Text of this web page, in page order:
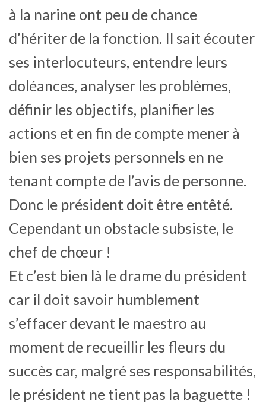
à la narine ont peu de chance
d’hériter de la fonction. Il sait écouter
ses interlocuteurs, entendre leurs
doléances, analyser les problèmes,
définir les objectifs, planifier les
actions et en fin de compte mener à
bien ses projets personnels en ne
tenant compte de l’avis de personne.
Donc le président doit être entêté.
Cependant un obstacle subsiste, le
chef de chœur !
Et c’est bien là le drame du président
car il doit savoir humblement
s’effacer devant le maestro au
moment de recueillir les fleurs du
succès car, malgré ses responsabilités,
le président ne tient pas la baguette !